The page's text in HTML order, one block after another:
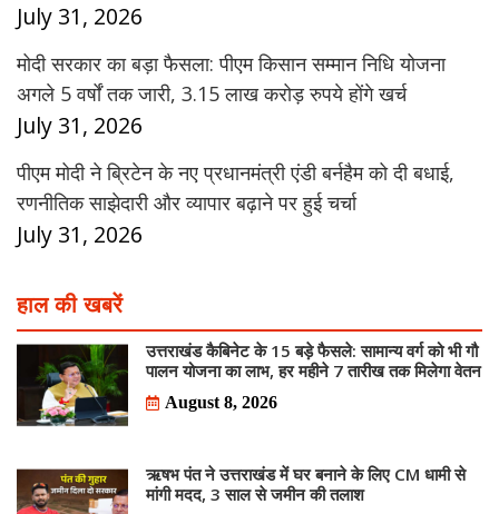
July 31, 2026
मोदी सरकार का बड़ा फैसला: पीएम किसान सम्मान निधि योजना
अगले 5 वर्षों तक जारी, 3.15 लाख करोड़ रुपये होंगे खर्च
July 31, 2026
पीएम मोदी ने ब्रिटेन के नए प्रधानमंत्री एंडी बर्नहैम को दी बधाई,
रणनीतिक साझेदारी और व्यापार बढ़ाने पर हुई चर्चा
July 31, 2026
हाल की खबरें
उत्तराखंड कैबिनेट के 15 बड़े फैसले: सामान्य वर्ग को भी गौ
पालन योजना का लाभ, हर महीने 7 तारीख तक मिलेगा वेतन
August 8, 2026
ऋषभ पंत ने उत्तराखंड में घर बनाने के लिए CM धामी से
मांगी मदद, 3 साल से जमीन की तलाश